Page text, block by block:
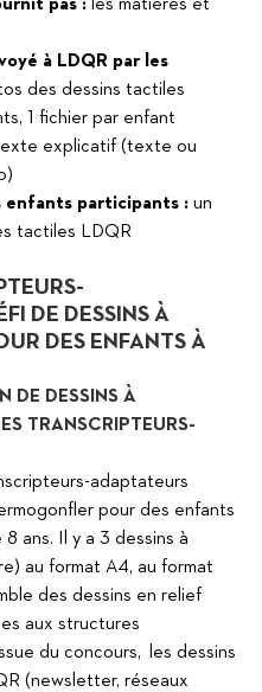
pas : les matières et
à LDQR par les
des dessins tactiles
1 fichier par enfant
explicatif (texte ou
enfants participants : un
tactiles LDQR
DE DESSINS À
DES ENFANTS À
DE DESSINS À
TRANSCRIPTEURS-
adaptateurs
pour des enfants
ans. Il y a 3 dessins à
au format A4, au format
des dessins en relief
aux structures
du concours, les dessins
(newsletter, réseaux